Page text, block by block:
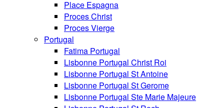
Place Espagna
Proces Christ
Proces Vierge
Portugal
Fatima Portugal
Lisbonne Portugal Christ Roi
Lisbonne Portugal St Antoine
Lisbonne Portugal St Gerome
Lisbonne Portugal Ste Marie Majeure